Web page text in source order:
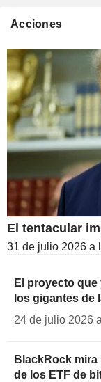
Acciones
El tentacular
31 de julio 2026 a
El proyecto que
los gigantes de
24 de julio 2026
BlackRock
de los ETF de